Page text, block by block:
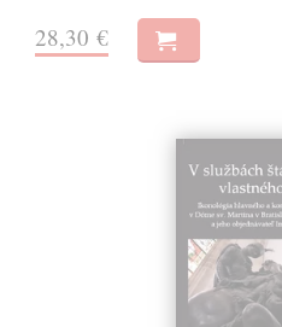
28,30 €